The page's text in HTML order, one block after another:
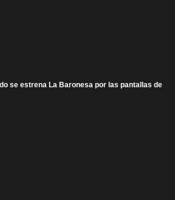
se estrena La Baronesa por las pantallas de